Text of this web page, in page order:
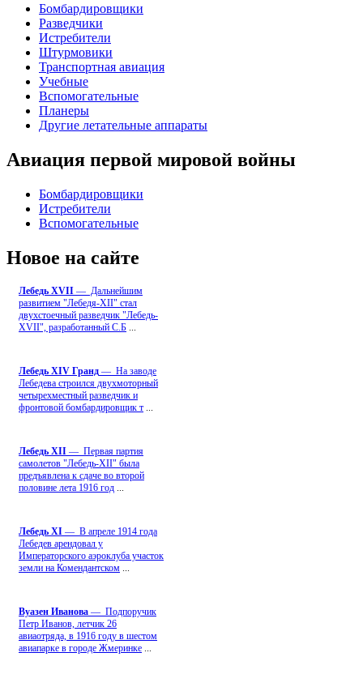
Бомбардировщики
Разведчики
Истребители
Штурмовики
Транспортная авиация
Учебные
Вспомогательные
Планеры
Другие летательные аппараты
Авиация первой мировой войны
Бомбардировщики
Истребители
Вспомогательные
Новое на сайте
Лебедь ХVII — Дальнейшим
развитием "Лебедя-ХII" стал
двухстоечный разведчик "Лебедь-
XVII", разработанный С.Б
Лебедь ХIV Гранд — На заводе
Лебедева строился двухмоторный
четырехместный разведчик и
фронтовой бомбардировщик т
Лебедь ХII — Первая партия
самолетов "Лебедь-ХII" была
предъявлена к сдаче во второй
половине лета 1916 год
Лебедь ХI — В апреле 1914 года
Лебедев арендовал у
Императорского аэроклуба участок
земли на Комендантском
Вуазен Иванова — Подпоручик
Петр Иванов, летчик 26
авиаотряда, в 1916 году в шестом
авиапарке в городе Жмеринке